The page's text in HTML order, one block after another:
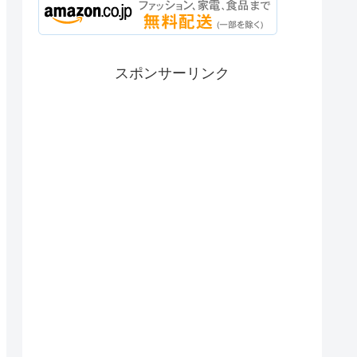
スポンサーリンク